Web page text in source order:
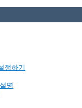
정하기
명